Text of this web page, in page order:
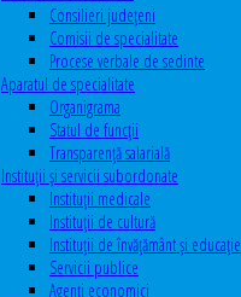
Consilieri judeţeni
Comisii de specialitate
Procese verbale de sedinte
Aparatul de specialitate
Organigrama
Statul de funcții
Transparență salarială
Instituţii şi servicii subordonate
Instituţii medicale
Instituţii de cultură
Instituţii de învăţământ şi educaţie
Servicii publice
Agenţi economici